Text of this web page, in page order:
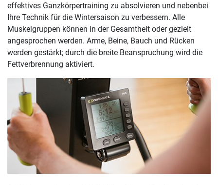
effektives Ganzkörpertraining zu absolvieren und nebenbei
Ihre Technik für die Wintersaison zu verbessern. Alle
Muskelgruppen können in der Gesamtheit oder gezielt
angesprochen werden. Arme, Beine, Bauch und Rücken
werden gestärkt; durch die breite Beanspruchung wird die
Fettverbrennung aktiviert.